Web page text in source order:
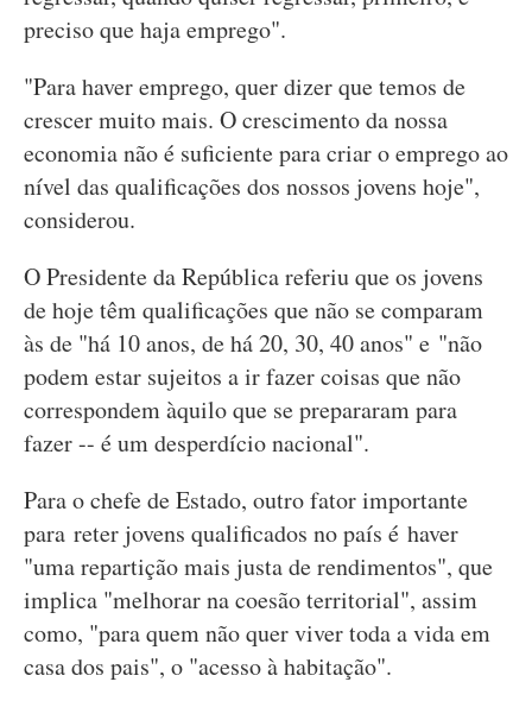
preciso que haja emprego".
"Para haver emprego, quer dizer que temos de
crescer muito mais. O crescimento da nossa
economia não é suficiente para criar o emprego ao
nível das qualificações dos nossos jovens hoje",
considerou.
O Presidente da República referiu que os jovens
de hoje têm qualificações que não se comparam
às de "há 10 anos, de há 20, 30, 40 anos" e "não
podem estar sujeitos a ir fazer coisas que não
correspondem àquilo que se prepararam para
fazer -- é um desperdício nacional".
Para o chefe de Estado, outro fator importante
para reter jovens qualificados no país é haver
"uma repartição mais justa de rendimentos", que
implica "melhorar na coesão territorial", assim
como, "para quem não quer viver toda a vida em
casa dos pais", o "acesso à habitação".